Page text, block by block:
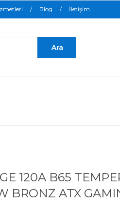
Blog İletişim
120A B65
BRONZ ATX